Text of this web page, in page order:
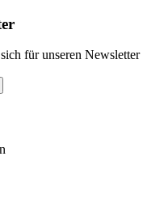
für unseren Newsletter